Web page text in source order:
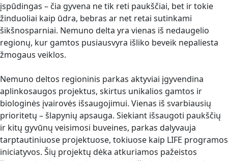
įspūdingas – čia gyvena ne tik reti paukščiai, bet ir tokie
žinduoliai kaip ūdra, bebras ar net retai sutinkami
šikšnosparniai. Nemuno delta yra vienas iš nedaugelio
regionų, kur gamtos pusiausvyra išliko beveik nepaliesta
žmogaus veiklos.
Nemuno deltos regioninis parkas aktyviai įgyvendina
aplinkosaugos projektus, skirtus unikalios gamtos ir
biologinės įvairovės išsaugojimui. Vienas iš svarbiausių
prioritetų – šlapynių apsauga. Siekiant išsaugoti paukščių
ir kitų gyvūnų veisimosi buveines, parkas dalyvauja
tarptautiniuose projektuose, tokiuose kaip LIFE programos
iniciatyvos. Šių projektų dėka atkuriamos pažeistos